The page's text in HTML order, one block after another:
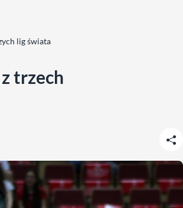
lig świata
trzech